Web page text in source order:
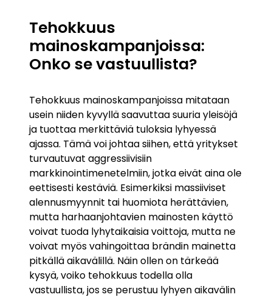
Tehokkuus
mainoskampanjoissa:
Onko se vastuullista?
Tehokkuus mainoskampanjoissa mitataan
usein niiden kyvyllä saavuttaa suuria yleisöjä
ja tuottaa merkittäviä tuloksia lyhyessä
ajassa. Tämä voi johtaa siihen, että yritykset
turvautuvat aggressiivisiin
markkinointimenetelmiin, jotka eivät aina ole
eettisesti kestäviä. Esimerkiksi massiiviset
alennusmyynnit tai huomiota herättävien,
mutta harhaanjohtavien mainosten käyttö
voivat tuoda lyhytaikaisia voittoja, mutta ne
voivat myös vahingoittaa brändin mainetta
pitkällä aikavälillä. Näin ollen on tärkeää
kysyä, voiko tehokkuus todella olla
vastuullista, jos se perustuu lyhyen aikavälin